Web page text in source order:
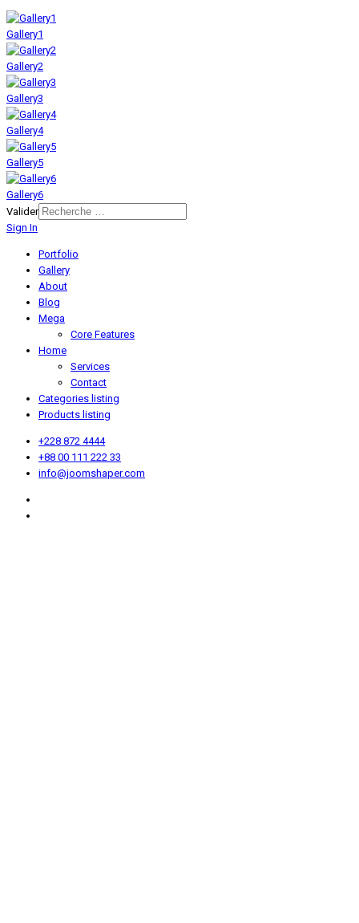
Gallery1
Gallery2
Gallery3
Gallery4
Gallery5
Gallery6
Valider
Sign In
Portfolio
Gallery
About
Blog
Mega
Core Features
Home
Services
Contact
Categories listing
Products listing
+228 872 4444
+88 00 111 222 33
info@joomshaper.com